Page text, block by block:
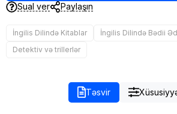
Sual ver Paylaşın
İngilis Dilində Kitablar
İngilis Dilində Bədii
Detektiv və trillerlər
Təsvir